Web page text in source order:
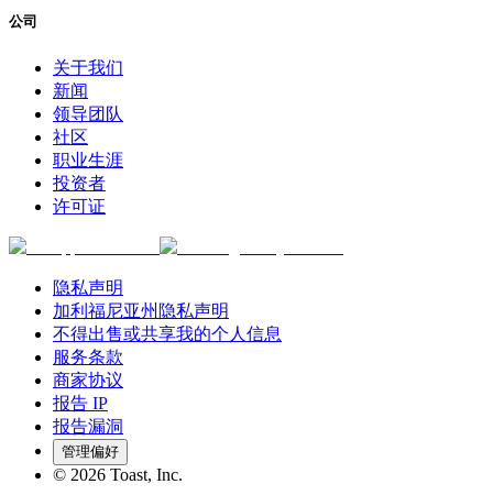
公司
关于我们
新闻
领导团队
社区
职业生涯
投资者
许可证
隐私声明
加利福尼亚州隐私声明
不得出售或共享我的个人信息
服务条款
商家协议
报告 IP
报告漏洞
管理偏好
© 2026 Toast, Inc.